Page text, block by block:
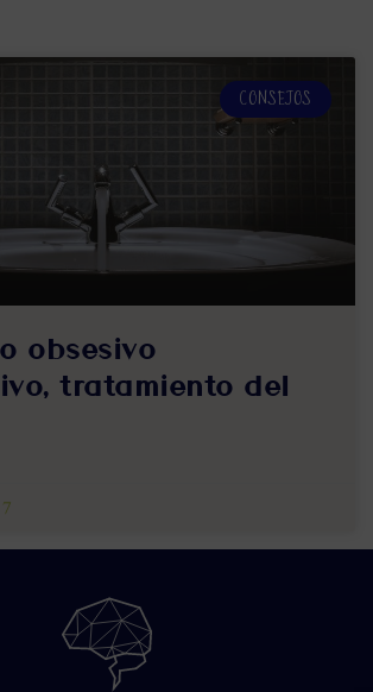
CONSEJOS
obsesivo
tratamiento del